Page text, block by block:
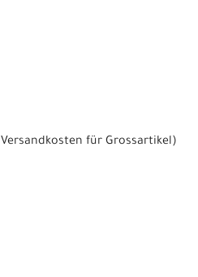
Versandkosten für Grossartikel)